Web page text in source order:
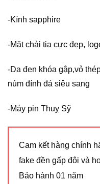
-Kính sapphire
-Mặt chải tia cực đẹp,
-Da đen khóa gập,vỏ
núm đính đá siêu sang
-Máy pin Thuỵ Sỹ
Cam kết hàng chính
fake đền gấp đôi và
Bảo hành 01 năm